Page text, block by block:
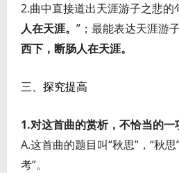
2.曲中直接道出天涯游子之悲的
人在天涯。 ”；最能表达天涯游
西下，断肠人在天涯。
三、探究提高
1.对这首曲的赏析，不恰当的一
A.这首曲的题目叫“秋思”，“秋
考”。